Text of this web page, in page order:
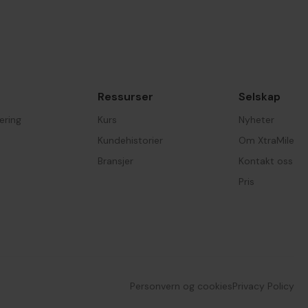
Ressurser
Kurs
Kundehistorier
Bransjer
Selskap
Nyheter
Om XtraMile
Kontakt oss
Pris
Personvern og cookiesPrivacy Policy